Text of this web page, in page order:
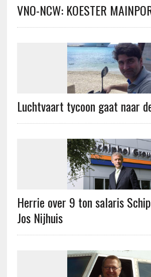
VNO-NCW: KOESTER
Luchtvaart tycoon gaat naar
Herrie over 9 ton salaris
Jos Nijhuis